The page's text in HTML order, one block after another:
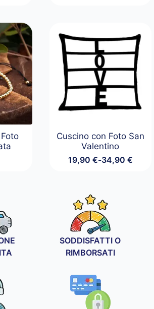
Cuscino con Foto San
Valentino
19,90 €-34,90 €
Fascia
19,90 €
a
34,90 €
SODDISFATTI O
RIMBORSATI